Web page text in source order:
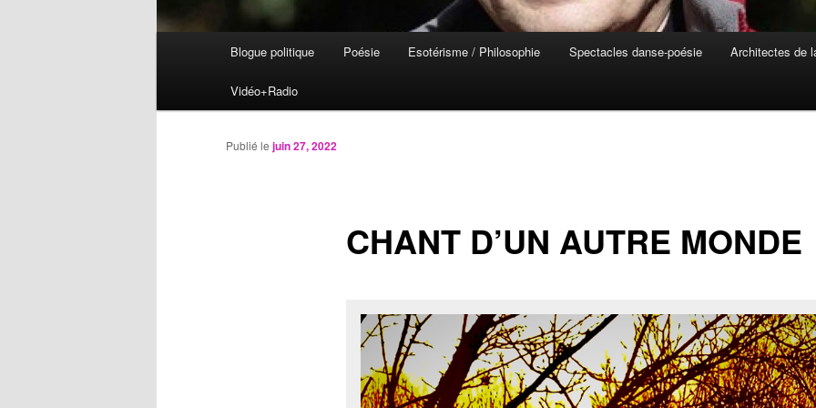
Aller
au
contenu
Blogue politique Poésie Esotérisme / Philosophie Spectacles danse-poésie Architectes de
Vidéo+Radio
CHANT D’UN AUTRE MONDE
Publié le juin 27, 2022